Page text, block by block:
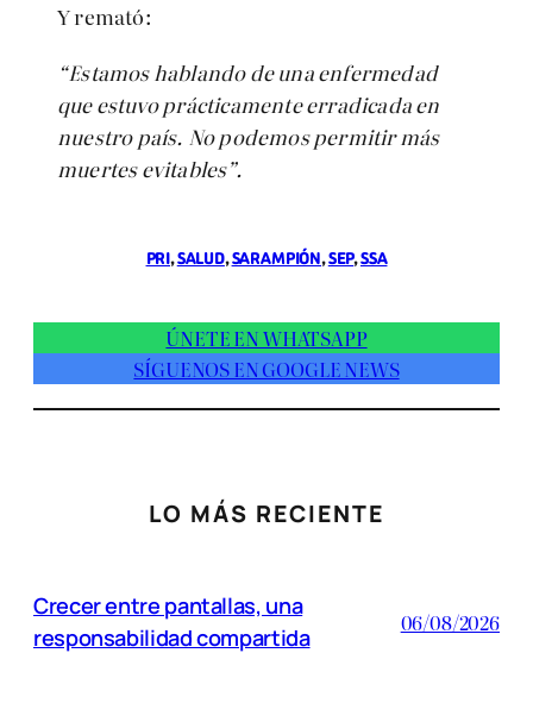
Y remató:
“Estamos hablando de una enfermedad
que estuvo prácticamente erradicada en
nuestro país. No podemos permitir más
muertes evitables”.
PRI, SALUD, SARAMPIÓN, SEP, SSA
ÚNETE EN WHATSAPP
SÍGUENOS EN GOOGLE NEWS
LO MÁS RECIENTE
Crecer entre pantallas, una
responsabilidad compartida
06/08/2026